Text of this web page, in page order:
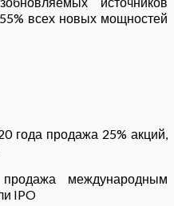
всех новых мощностей
года продажа 25% акций,
международным
IPO